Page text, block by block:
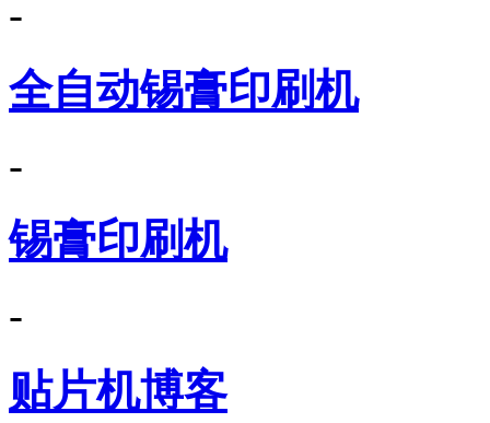
-
全自动锡膏印刷机
-
锡膏印刷机
-
贴片机博客